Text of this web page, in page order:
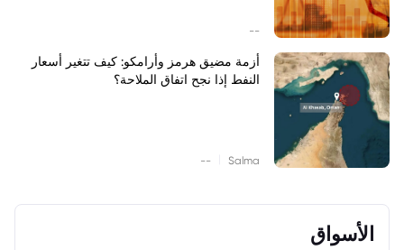
--
أزمة مضيق هرمز وأرامكو: كيف تتغير أسعار
النفط إذا نجح اتفاق الملاحة؟
Salma
--
الأسواق